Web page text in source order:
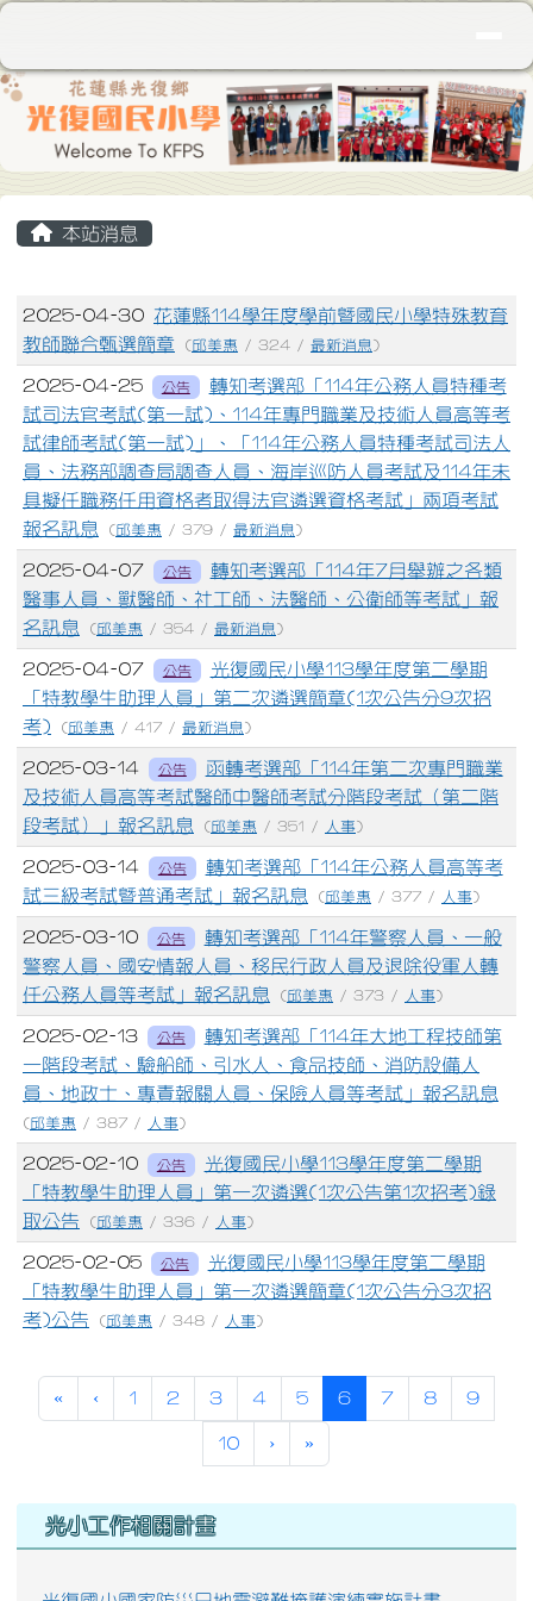
跳至主內容區
花蓮縣立光復國民小學
導覽列
本站消息
文章列表
2025-04-30 花蓮縣114學年度學前暨國民小學特殊教育
教師聯合甄選簡章
(邱美惠 / 324 / 最新消息)
2025-04-25 公告
轉知考選部「114年公務人員特種考
試司法官考試(第一試)、114年專門職業及技術人員高等考
試律師考試(第一試)」、「114年公務人員特種考試司法人
員、法務部調查局調查人員、海岸巡防人員考試及114年未
具擬任職務任用資格者取得法官遴選資格考試」兩項考試
報名訊息
(邱美惠 / 379 / 最新消息)
2025-04-07 公告
轉知考選部「114年7月舉辦之各類
醫事人員、獸醫師、社工師、法醫師、公衛師等考試」報
名訊息
(邱美惠 / 354 / 最新消息)
2025-04-07 公告
光復國民小學113學年度第二學期
「特教學生助理人員」第二次遴選簡章(1次公告分9次招
考)
(邱美惠 / 417 / 最新消息)
2025-03-14 公告
函轉考選部「114年第二次專門職業
及技術人員高等考試醫師中醫師考試分階段考試（第二階
段考試）」報名訊息
(邱美惠 / 351 / 人事)
2025-03-14 公告
轉知考選部「114年公務人員高等考
試三級考試暨普通考試」報名訊息
(邱美惠 / 377 / 人事)
2025-03-10 公告
轉知考選部「114年警察人員、一般
警察人員、國安情報人員、移民行政人員及退除役軍人轉
任公務人員等考試」報名訊息
(邱美惠 / 373 / 人事)
2025-02-13 公告
轉知考選部「114年大地工程技師第
一階段考試、驗船師、引水人、食品技師、消防設備人
員、地政士、專責報關人員、保險人員等考試」報名訊息
(邱美惠 / 387 / 人事)
2025-02-10 公告
光復國民小學113學年度第二學期
「特教學生助理人員」第一次遴選(1次公告第1次招考)錄
取公告
(邱美惠 / 336 / 人事)
2025-02-05 公告
光復國民小學113學年度第二學期
「特教學生助理人員」第一次遴選簡章(1次公告分3次招
考)公告
(邱美惠 / 348 / 人事)
« 第一頁
‹ 上一頁
1 2 3 4 5 6(目前頁次)
7 8 9
10 ›下一頁
»
右邊區域內容
光小工作相關計畫